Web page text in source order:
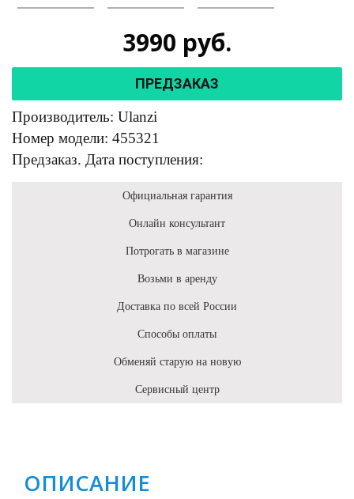
3990 руб.
ПРЕДЗАКАЗ
Производитель: Ulanzi
Номер модели: 455321
Предзаказ. Дата поступления:
Официальная гарантия
Онлайн консультант
Потрогать в магазине
Возьми в аренду
Доставка по всей России
Способы оплаты
Обменяй старую на новую
Сервисный центр
ОПИСАНИЕ